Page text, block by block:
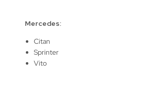
Mercedes:
Citan
Sprinter
Vito